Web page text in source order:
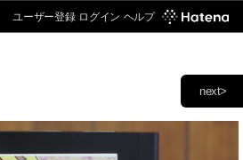
ユーザー登録 ログイン ヘルプ
next>